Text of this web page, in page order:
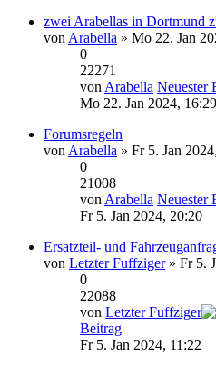
zwei Arabellas in Dortmund
von Arabella » Mo 22. Jan
0
22271
von Arabella Neuester
Mo 22. Jan 2024, 16:29
Forumsregeln
von Arabella » Fr 5. Jan
0
21008
von Arabella Neuester
Fr 5. Jan 2024, 20:20
Ersatzteil- und
von Letzter Fuffziger» Fr 5.
0
22088
von Letzter Fuffziger
Beitrag
Fr 5. Jan 2024, 11:22